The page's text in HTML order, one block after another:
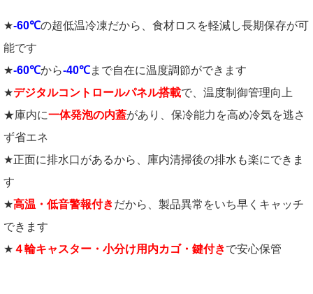
★-60℃の超低温冷凍だから、食材ロスを軽減し長期保存が可
能です
★-60℃から-40℃まで自在に温度調節ができます
★デジタルコントロールパネル搭載で、温度制御管理向上
★庫内に一体発泡の内蓋があり、保冷能力を高め冷気を逃さ
ず省エネ
★正面に排水口があるから、庫内清掃後の排水も楽にできま
す
★高温・低音警報付きだから、製品異常をいち早くキャッチ
できます
★ ４輪キャスター・小分け用内カゴ・鍵付きで安心保管